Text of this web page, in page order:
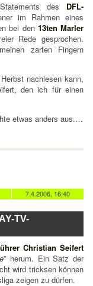
des DFL-
im Rahmen eines
bei den 13ten Marler
Rede gesprochen.
zarten Fingern
nachlesen kann,
den ich für einen
etwas anders aus.…
7.4.2006, 16:40
TV-
Christian Seifert
” herum. Ein Satz der
wird tricksen können
zeigen zu dürfen.